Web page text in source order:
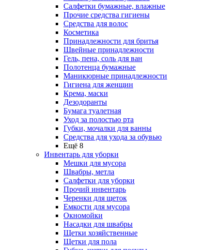
Салфетки бумажные, влажные
Прочие средства гигиены
Средства для волос
Косметика
Принадлежности для бритья
Швейные принадлежности
Гель, пена, соль для ван
Полотенца бумажные
Маникюрные принадлежности
Гигиена для женщин
Крема, маски
Дезодоранты
Бумага туалетная
Уход за полостью рта
Губки, мочалки для ванны
Средства для ухода за обувью
Ещё 8
Инвентарь для уборки
Мешки для мусора
Швабры, метла
Салфетки для уборки
Прочий инвентарь
Черенки для щеток
Емкости для мусора
Окномойки
Насадки для швабры
Щетки хозяйственные
Щетки для пола